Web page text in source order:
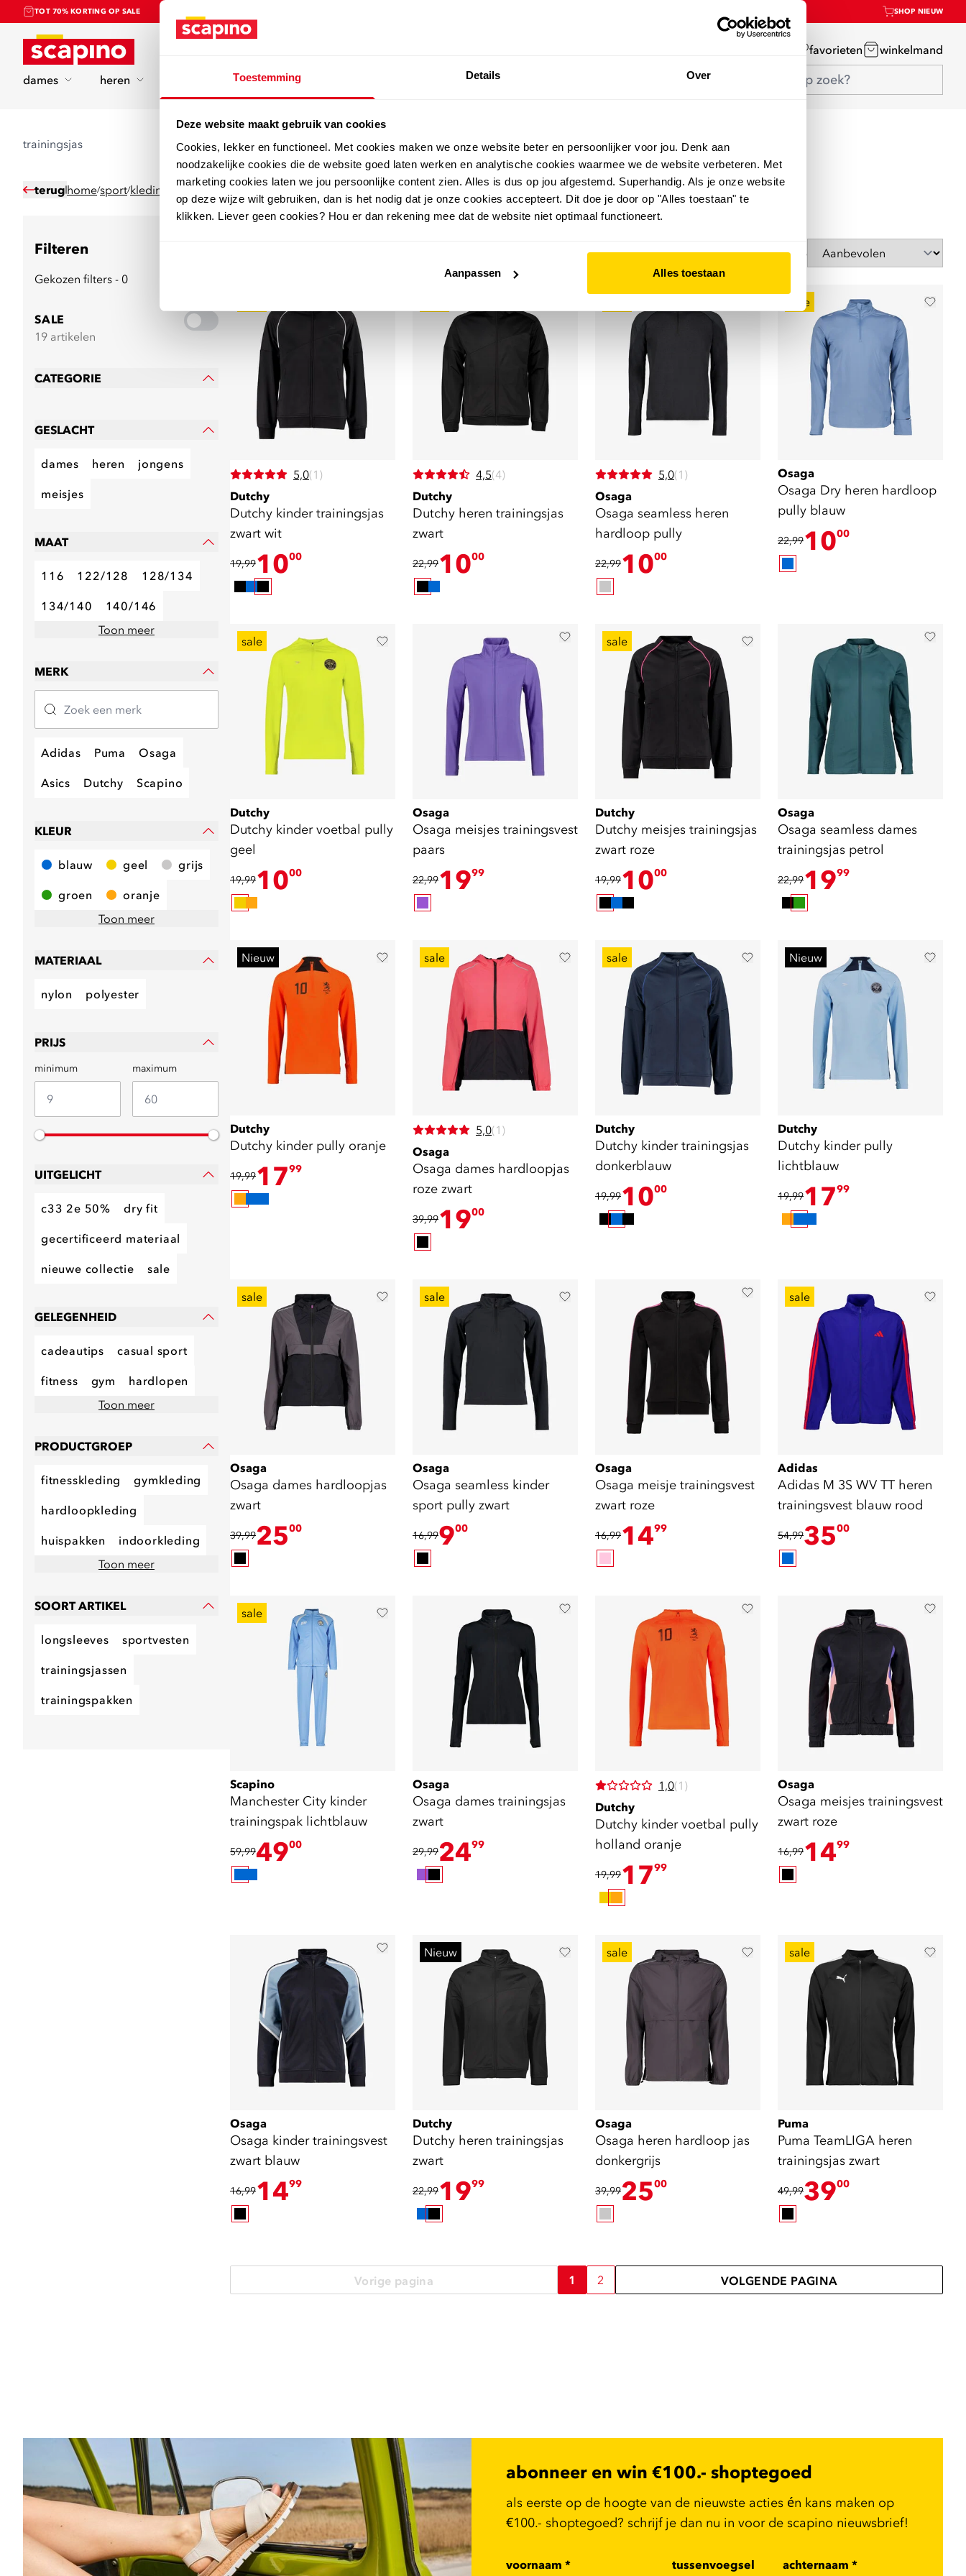
Toestemming Details Over
Deze website maakt gebruik van cookies
Cookies, lekker en functioneel. Met cookies maken we onze website beter en persoonlijker voor jou. Denk aan
noodzakelijke cookies die de website goed laten werken en analytische cookies waarmee we de website verbeteren. Met
marketing cookies laten we jou persoonlijke content zien. Alles is dus op jou afgestemd. Superhandig. Als je onze website
op deze wijze wilt gebruiken, dan is het nodig dat je onze cookies accepteert. Dit doe je door op "Alles toestaan" te
klikken. Liever geen cookies? Hou er dan rekening mee dat de website niet optimaal functioneert.
Aanpassen Alles toestaan
TOT 70% KORTING OP SALE SHOP NIEUW
Home favorieten winkelmand
dames heren sport merken
trainingsjas
terug home/sport/kleding trainingsjassen
Filteren
Gekozen filters - 0
SALE
19 artikelen
CATEGORIE
GESLACHT
dames heren jongens
meisjes
MAAT
116 122/128 128/134
134/140
140/146
Toon meer
MERK
Adidas Puma Osaga
Asics Dutchy Scapino
KLEUR
blauw geel grijs
groen
oranje
Toon meer
MATERIAAL
nylon polyester
PRIJS
minimum maximum
UITGELICHT
c33 2e 50% dry fit
gecertificeerd materiaal
nieuwe collectie sale
GELEGENHEID
cadeautips casual sport
fitness gym
hardlopen
Toon meer
PRODUCTGROEP
fitnesskleding gymkleding
hardloopkleding
huispakken
indoorkleding
Toon meer
SOORT ARTIKEL
longsleeves sportvesten
trainingsjassen
trainingspakken
Sorteer op
5,0(1)
Dutchy
Dutchy kinder trainingsjas
zwart wit
19,991000
4,5(4)
Dutchy
Dutchy heren trainingsjas
zwart
22,991000
5,0(1)
Osaga
Osaga seamless heren
hardloop pully
22,991000
sale
Osaga
Osaga Dry heren hardloop
pully blauw
22,991000
sale
Dutchy
Dutchy kinder voetbal pully
geel
19,991000
Osaga
Osaga meisjes trainingsvest
paars
22,991999
sale
Dutchy
Dutchy meisjes trainingsjas
zwart roze
19,991000
Osaga
Osaga seamless dames
trainingsjas petrol
22,991999
Nieuw
Dutchy
Dutchy kinder pully oranje
19,991799
sale
5,0(1)
Osaga
Osaga dames hardloopjas
roze zwart
39,991900
sale
Dutchy
Dutchy kinder trainingsjas
donkerblauw
19,991000
Nieuw
Dutchy
Dutchy kinder pully
lichtblauw
19,991799
sale
Osaga
Osaga dames hardloopjas
zwart
39,992500
sale
Osaga
Osaga seamless kinder
sport pully zwart
16,99900
Osaga
Osaga meisje trainingsvest
zwart roze
16,991499
sale
Adidas
Adidas M 3S WV TT heren
trainingsvest blauw rood
54,993500
sale
Scapino
Manchester City kinder
trainingspak lichtblauw
59,994900
Osaga
Osaga dames trainingsjas
zwart
29,992499
1,0(1)
Dutchy
Dutchy kinder voetbal pully
holland oranje
19,991799
Osaga
Osaga meisjes trainingsvest
zwart roze
16,991499
Osaga
Osaga kinder trainingsvest
zwart blauw
16,991499
Nieuw
Dutchy
Dutchy heren trainingsjas
zwart
22,991999
sale
Osaga
Osaga heren hardloop jas
donkergrijs
39,992500
sale
Puma
Puma TeamLIGA heren
trainingsjas zwart
49,993900
Vorige pagina 1 2 VOLGENDE PAGINA
abonneer en win €100.- shoptegoed
als eerste op de hoogte van de nieuwste acties én kans maken op
€100.- shoptegoed? schrijf je dan nu in voor de scapino nieuwsbrief!
voornaam * tussenvoegsel achternaam*